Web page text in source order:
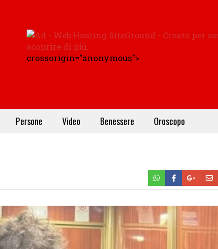
crossorigin="anonymous">
Persone Video Benessere Oroscopo